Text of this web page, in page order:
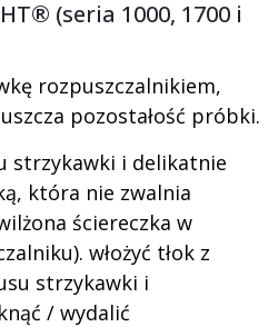
(seria 1000, 1700 i
rozpuszczalnikiem,
pozostałość próbki.
strzykawki i delikatnie
która nie zwalnia
ściereczka w
włożyć tłok z
strzykawki i
/ wydalić